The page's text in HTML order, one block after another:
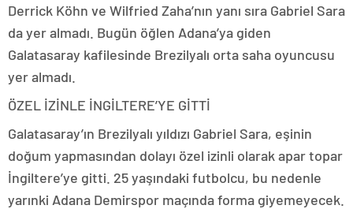
Derrick Köhn ve Wilfried Zaha’nın yanı sıra Gabriel Sara
da yer almadı. Bugün öğlen Adana’ya giden
Galatasaray kafilesinde Brezilyalı orta saha oyuncusu
yer almadı.
ÖZEL İZİNLE İNGİLTERE’YE GİTTİ
Galatasaray’ın Brezilyalı yıldızı Gabriel Sara, eşinin
doğum yapmasından dolayı özel izinli olarak apar topar
İngiltere’ye gitti. 25 yaşındaki futbolcu, bu nedenle
yarınki Adana Demirspor maçında forma giyemeyecek.